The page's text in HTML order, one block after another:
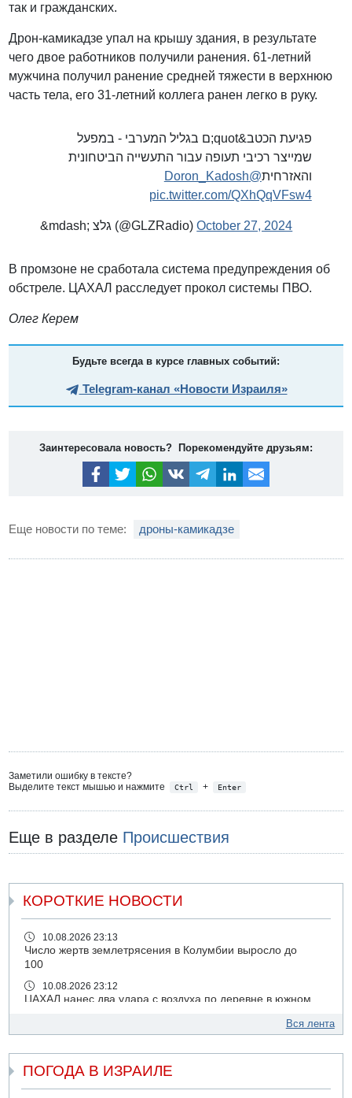
так и гражданских.
Дрон-камикадзе упал на крышу здания, в результате
чего двое работников получили ранения. 61-летний
мужчина получил ранение средней тяжести в верхнюю
часть тела, его 31-летний коллега ранен легко в руку.
פגיעת הכטב&quot;ם בגליל המערבי - במפעל
שמייצר רכיבי תעופה עבור התעשייה הביטחונית
והאזרחית@Doron_Kadosh
pic.twitter.com/QXhQqVFsw4
&mdash; גלצ (@GLZRadio)October 27, 2024
В промзоне не сработала система предупреждения об
обстреле. ЦАХАЛ расследует прокол системы ПВО.
Олег Керем
Будьте всегда в курсе главных событий:
Telegram-канал «Новости Израиля»
Заинтересовала новость? Порекомендуйте друзьям:
Еще новости по теме: дроны-камикадзе
Заметили ошибку в тексте?
Выделите текст мышью и нажмите
Ctrl + Enter
Еще в разделе Происшествия
КОРОТКИЕ НОВОСТИ
10.08.2026 23:13
Число жертв землетрясения в Колумбии выросло до
100
10.08.2026 23:12
ЦАХАЛ нанес два удара с воздуха по деревне в южном
10.08.2026 19:30
Вся лента
ПОГОДА В ИЗРАИЛЕ